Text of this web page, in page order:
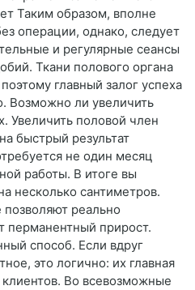
Таким образом, вполне
операции, однако, следует
и регулярные сеансы
Ткани полового органа
главный залог успеха
Возможно ли увеличить
Увеличить половой член
быстрый результат
не один месяц
работы. В итоге вы
несколько сантиметров.
реально
перманентный прирост.
способ. Если вдруг
это логично: их главная
Во всевозможные